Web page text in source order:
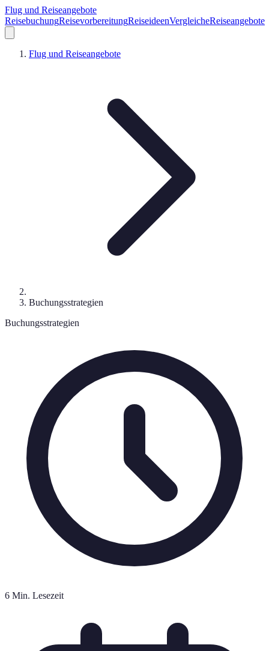
Flug und Reiseangebote
ReisebuchungReisevorbereitungReiseideenVergleicheReiseangebote
Flug und Reiseangebote
Buchungsstrategien
Buchungsstrategien
6 Min. Lesezeit